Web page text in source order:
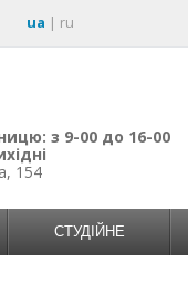
ua | ru
з 9-00 до 16-00
154
СТУДІЙНЕ